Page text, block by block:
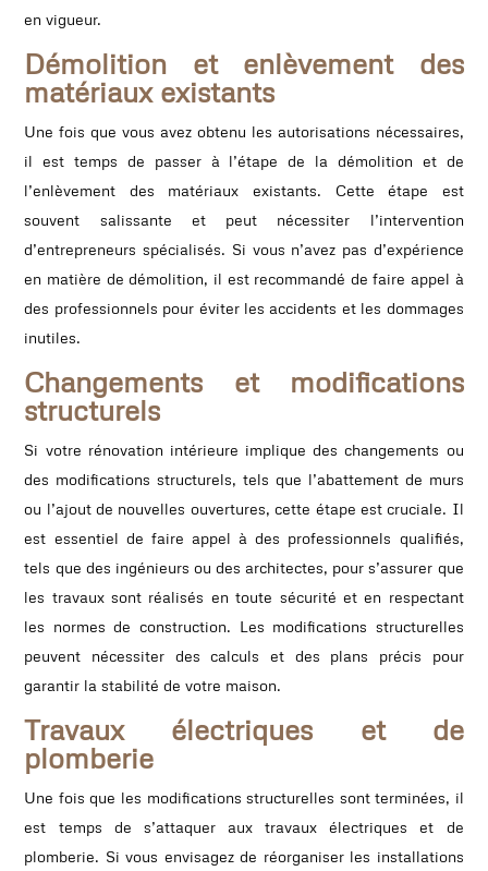
en vigueur.
Démolition et enlèvement des
matériaux existants
Une fois que vous avez obtenu les autorisations nécessaires,
il est temps de passer à l’étape de la démolition et de
l’enlèvement des matériaux existants. Cette étape est
souvent salissante et peut nécessiter l’intervention
d’entrepreneurs spécialisés. Si vous n’avez pas d’expérience
en matière de démolition, il est recommandé de faire appel à
des professionnels pour éviter les accidents et les dommages
inutiles.
Changements et modifications
structurels
Si votre rénovation intérieure implique des changements ou
des modifications structurels, tels que l’abattement de murs
ou l’ajout de nouvelles ouvertures, cette étape est cruciale. Il
est essentiel de faire appel à des professionnels qualifiés,
tels que des ingénieurs ou des architectes, pour s’assurer que
les travaux sont réalisés en toute sécurité et en respectant
les normes de construction. Les modifications structurelles
peuvent nécessiter des calculs et des plans précis pour
garantir la stabilité de votre maison.
Travaux électriques et de
plomberie
Une fois que les modifications structurelles sont terminées, il
est temps de s’attaquer aux travaux électriques et de
plomberie. Si vous envisagez de réorganiser les installations